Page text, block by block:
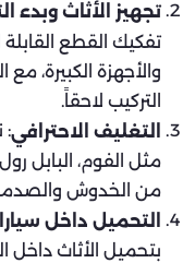
تجهيز الأثاث وبدء
تفكيك القطع القابلة
والأجهزة الكبيرة،
التركيب لاحقاً.
التغليف الاحترافي:
مثل الفوم، البابل
من الخدوش
التحميل داخل
بتحميل الأثاث داخل